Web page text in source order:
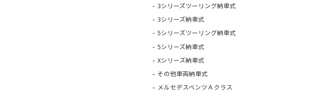
3シリーズツーリング納車式
3シリーズ納車式
5シリーズツーリング納車式
5シリーズ納車式
Xシリーズ納車式
その他車両納車式
メルセデスベンツＡクラス